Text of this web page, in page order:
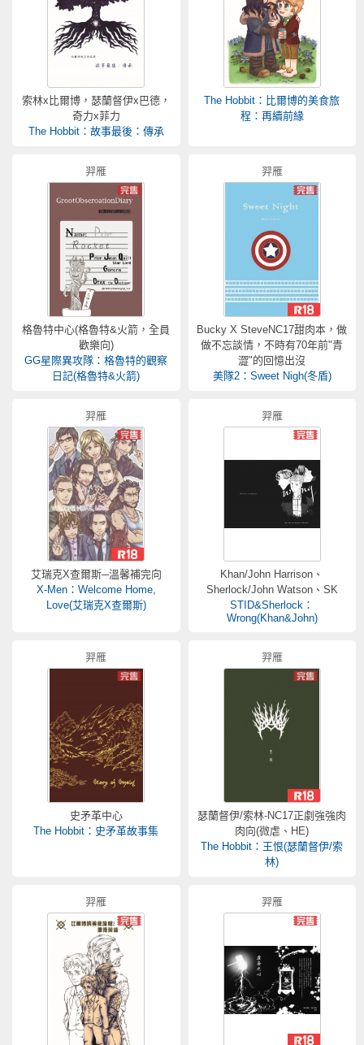
索林x比爾博，瑟蘭督伊x巴德，
奇力x菲力
The Hobbit：故事最後：傳承
The Hobbit：比爾博的美食旅
程：再續前緣
羿雁
格魯特中心(格魯特&火箭，全員
歡樂向)
GG星際異攻隊：格魯特的觀察
日記(格魯特&火箭)
羿雁
Bucky X SteveNC17甜肉本，做
做不忘談情，不時有70年前"青
澀"的回憶出沒
美隊2：Sweet Nigh(冬盾)
羿雁
艾瑞克X查爾斯─溫馨補完向
X-Men：Welcome Home,
Love(艾瑞克X查爾斯)
羿雁
Khan/John Harrison、
Sherlock/John Watson、SK
STID&Sherlock：
Wrong(Khan&John)
羿雁
史矛革中心
The Hobbit：史矛革故事集
羿雁
瑟蘭督伊/索林-NC17正劇強強肉
肉向(微虐、HE)
The Hobbit：王恨(瑟蘭督伊/索
林)
羿雁 羿雁